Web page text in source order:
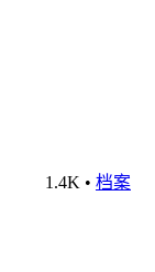
1.4K • 档案